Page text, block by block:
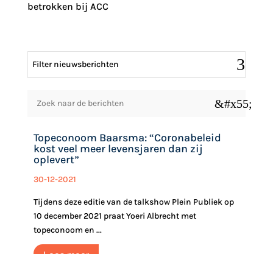
betrokken bij ACC
Filter nieuwsberichten
&#x55;
Topeconoom Baarsma: “Coronabeleid
kost veel meer levensjaren dan zij
oplevert”
30-12-2021
Tijdens deze editie van de talkshow Plein Publiek op
10 december 2021 praat Yoeri Albrecht met
topeconoom en ...